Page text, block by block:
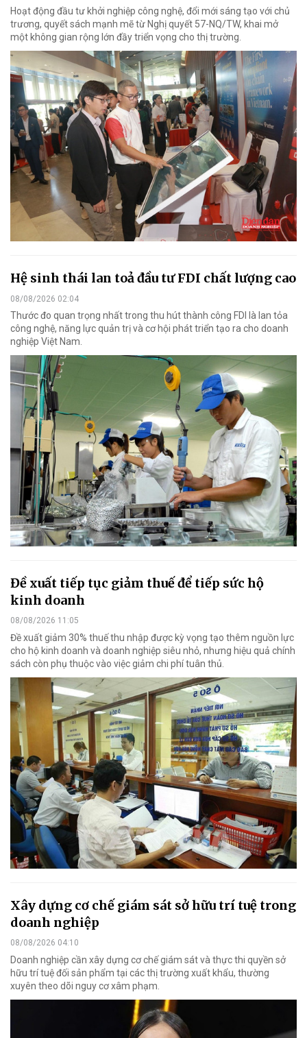
Hoạt động đầu tư khởi nghiệp công nghệ, đổi mới sáng tạo với chủ
trương, quyết sách mạnh mẽ từ Nghị quyết 57-NQ/TW, khai mở
một không gian rộng lớn đầy triển vọng cho thị trường.
Hệ sinh thái lan toả đầu tư FDI chất lượng cao
08/08/2026 02:04
Thước đo quan trọng nhất trong thu hút thành công FDI là lan tỏa
công nghệ, năng lực quản trị và cơ hội phát triển tạo ra cho doanh
nghiệp Việt Nam.
Đề xuất tiếp tục giảm thuế để tiếp sức hộ
kinh doanh
08/08/2026 11:05
Đề xuất giảm 30% thuế thu nhập được kỳ vọng tạo thêm nguồn lực
cho hộ kinh doanh và doanh nghiệp siêu nhỏ, nhưng hiệu quả chính
sách còn phụ thuộc vào việc giảm chi phí tuân thủ.
Xây dựng cơ chế giám sát sở hữu trí tuệ trong
doanh nghiệp
08/08/2026 04:10
Doanh nghiệp cần xây dựng cơ chế giám sát và thực thi quyền sở
hữu trí tuệ đối sản phẩm tại các thị trường xuất khẩu, thường
xuyên theo dõi nguy cơ xâm phạm.